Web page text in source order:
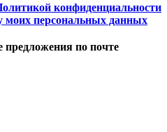
конфиденциальности
моих персональных данных
предложения по почте